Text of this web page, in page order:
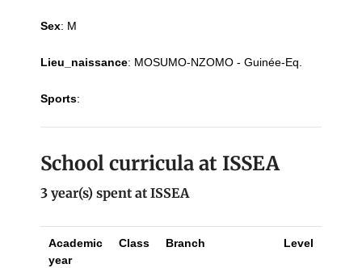
Sex: M
Lieu_naissance: MOSUMO-NZOMO - Guinée-Eq.
Sports:
School curricula at ISSEA
3 year(s) spent at ISSEA
Academic
year
Class Branch Level